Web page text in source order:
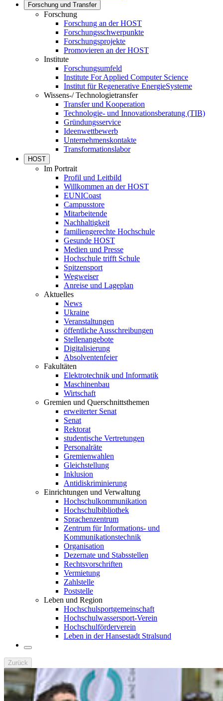
Forschung und Transfer
Forschung
Forschung an der HOST
Forschungsschwerpunkte
Forschungsprojekte
Promovieren an der HOST
Institute
Forschungsumfeld
Institute For Applied Computer Science
Institut für Regenerative EnergieSysteme
Wissens-/ Technologietransfer
Transfer und Kooperation
Technologie- und Innovationsberatung (TIB)
Gründungsservice
Ideenwettbewerb
Unternehmenskontakte
Transformationslabor
HOST
Im Portrait
Profil und Leitbild
Willkommen an der HOST
EUNICoast
Campusstore
Mitarbeitende
Nachhaltigkeit
familiengerechte Hochschule
Gesunde HOST
Medien und Presse
Hochschule trifft Schule
Spitzensport
Wegweiser
Anreise und Lageplan
Aktuelles
News
Ukraine
Veranstaltungen
öffentliche Ausschreibungen
Stellenangebote
Digitalisierung
Absolventenfeier
Fakultäten
Elektrotechnik und Informatik
Maschinenbau
Wirtschaft
Gremien und Querschnittsthemen
erweiterter Senat
Senat
Rektorat
studentische Vertretungen
Personalräte
Gremienwahlen
Gleichstellung
Inklusion
Antidiskriminierung
Einrichtungen und Verwaltung
Hochschulkommunikation
Hochschulbibliothek
Sprachenzentrum
Zentrum für Informations- und
Kommunikationstechnik
Organisation
Dezernate und Stabsstellen
Rechtsvorschriften
Vermietung
Zahlstelle
Poststelle
Leben und Region
Hochschulsportgemeinschaft
Hochschulwassersport-Verein
Hochschulförderverein
Leben in der Hansestadt Stralsund
Zurück